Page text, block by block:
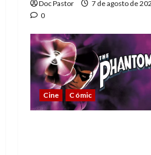
Doc Pastor
7 de agosto de
0
Cine Cómic